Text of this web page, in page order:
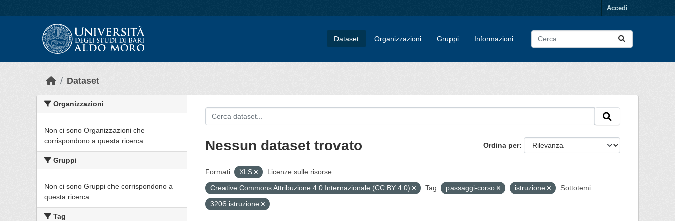
Accedi
Dataset Organizzazioni Gruppi Informazioni
Dataset
Organizzazioni
Non ci sono Organizzazioni che
corrispondono a questa ricerca
Gruppi
Non ci sono Gruppi che corrispondono a
questa ricerca
Tag
Ordina per
Nessun dataset trovato
Formati: XLS
Licenze sulle risorse:
Creative Commons Attribuzione 4.0 Internazionale (CC BY 4.0)
Tag: passaggi-corso istruzione
Sottotemi:
3206 istruzione